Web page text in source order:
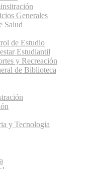
Generales
Salud
de Estudio
Estudiantil
y Recreación
de Biblioteca
y Tecnologia